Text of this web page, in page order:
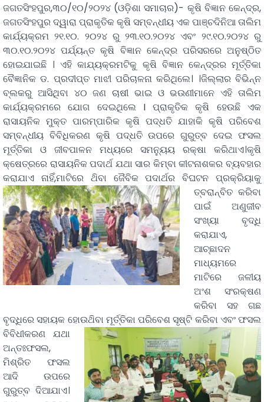
ଜଗତସିଂହପୁର,୩୦/୧୦/୨୦୨୪ (ଓଡ଼ିଶା ସମାଚାର)- କୃଷି ବିଜ୍ଞାନ କେନ୍ଦ୍ର,
ଜଗତସିଂହପୁର ଦ୍ୱାରା ପ୍ରାକୃତିକ କୃଷି ସମ୍ବନ୍ଧୀୟ ଏକ ପାଞ୍ଚଦିନିଆ ତାଲିମ
କାର୍ଯ୍ୟକ୍ରମ ୨୧.୧୦. ୨୦୨୪ ରୁ ୨୩.୧୦.୨୦୨୪ ଏବଂ ୨୯.୧୦.୨୦୨୪ ରୁ
୩୦.୧୦.୨୦୨୪ ପର୍ଯ୍ୟନ୍ତ କୃଷି ବିଜ୍ଞାନ କେନ୍ଦ୍ର ପରିସରରେ ଅନୁଷ୍ଠିତ
ହୋଇଯାଇଛି । ଏହି କାଯ୍ୟକ୍ରମଟିକୁ କୃଷି ବିଜ୍ଞାନ କେନ୍ଦ୍ରର ମୂର୍ତ୍ତିକା
ବୈଜ୍ଞାନିକ ଡ. ପ୍ରଦୀପ୍ତ ମାଝୀ ପରିଚାଳନା କରିଥିଲେ। ।ଜିଲ୍ଲାର ବିଭିନ୍ନ
ବ୍ଲକରୁ ଆସିଥିବା ୪୦ ଜଣ ଚାଷୀ ଭାଇ ଓ ଭଉଣୀମାନେ ଏହି ତାଲିମ
କାର୍ଯ୍ୟକ୍ରମରେ ଯୋଗ ଦେଇଥିଲେ I ପ୍ରାକୃତିକ କୃଷି ହେଉଛି ଏକ
ରାସାୟନିକ ମୁକ୍ତ ପାରମ୍ପାରିକ କୃଷି ପଦ୍ଧତି ଯାହାକି କୃଷି ପରିବେଶ
ସମ୍ବନ୍ଧୀୟ ବିବିଧିକରଣ କୃଷି ପଦ୍ଧତି ଉପରେ ଗୁରୁତ୍ବ ଦେଇ ଫସଲ
ମୂର୍ତ୍ତିକା ଓ ଜୀବପାଳନ ମଧ୍ୟରେ ସମନ୍ୟୁୟ ରକ୍ଷା କରିଥାଏ।କୃଷି
କ୍ଷେତ୍ରରେ ରାସାୟନିକ ପଦାର୍ଥ ଯଥା ସାର କିମ୍ବା କୀଟନାଶକର ବ୍ୟବହାର
କରାଯାଏ ନାହିଁ,ମାଟିରେ ଥ‌ିବା ଜୈବିକ ପଦାର୍ଥର ବିଘଟନ ପ୍ରକ୍ରିୟାକୁ
ତ୍ବରାନ୍ବିତ କରିବା
ପାଇଁ ଅଣୁଜୀବ
ସଂଖ୍ୟା ବୃଦ୍ଧି
କରାଯାଏ,
ଆଚ୍ଛାଦନ
ମାଧ୍ୟମରେ
ମାଟିରେ ଜଳୀୟ
ଅଂଶ ସଂରକ୍ଷଣ
କରିବା ସହ ଗଛ
ବୃଦ୍ଧିରେ ସହାୟକ ହୋଉଥ‌ିବା ମୂର୍ତ୍ତିକା ପରିବେଶ ସୃଷ୍ଟି କରିବା ଏବଂ ଫସଲ
ବିବିଧୀକରଣ ଯଥା
ଅନ୍ତଃଫସଲ,
ମିଶ୍ରିତ ଫସଲ
ଆଦି ଉପରେ
ଗୁରୁତ୍ବ ଦିଆଯାଏ।